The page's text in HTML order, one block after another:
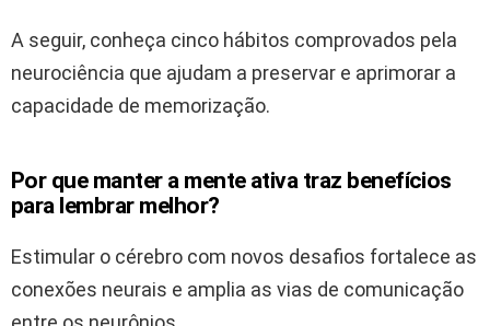
A seguir, conheça cinco hábitos comprovados pela
neurociência que ajudam a preservar e aprimorar a
capacidade de memorização.
Por que manter a mente ativa traz benefícios
para lembrar melhor?
Estimular o cérebro com novos desafios fortalece as
conexões neurais e amplia as vias de comunicação